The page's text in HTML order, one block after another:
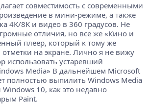
совместимость с современными
в мини-режиме, а также
4K/8K и видео в 360 градусов. Не
отличия, но все же «Кино и
плеер, который к тому же
отметки на экране. Лично я не вижу
использовать устаревший
Media» В дальнейшем Microsoft
полностью выпилить Windows Media
10, как это недавно
Paint.